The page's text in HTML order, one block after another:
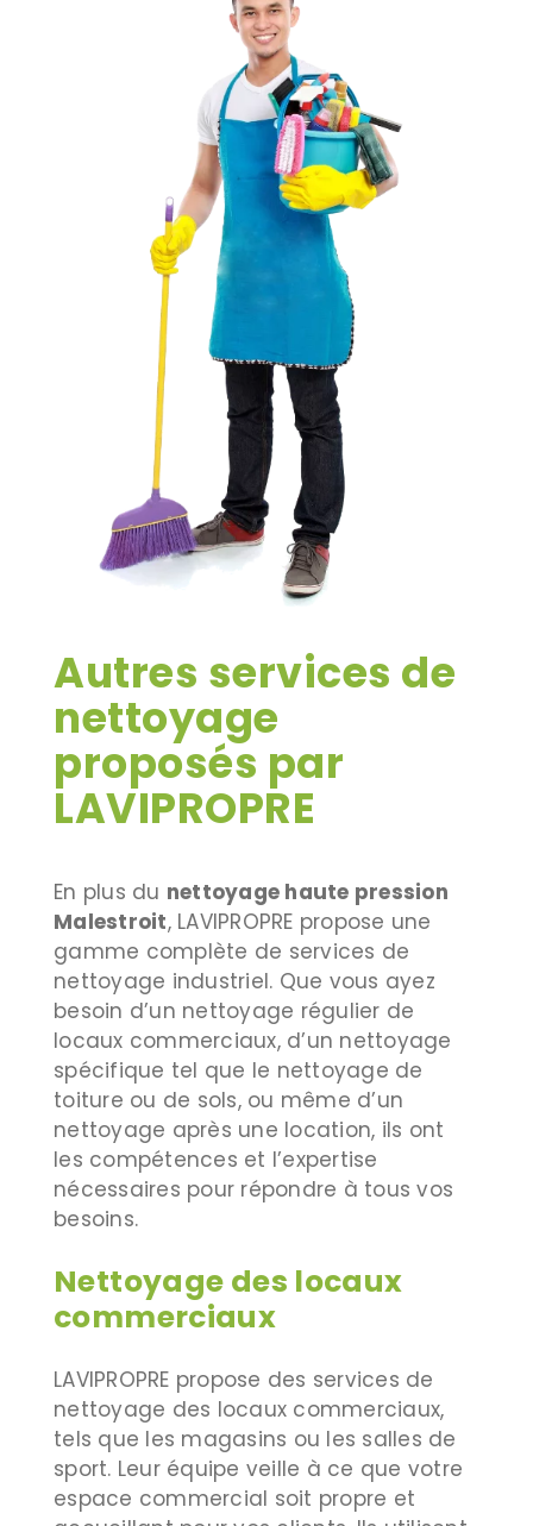
Autres services de
nettoyage
proposés par
LAVIPROPRE
En plus du nettoyage haute pression
Malestroit, LAVIPROPRE propose une
gamme complète de services de
nettoyage industriel. Que vous ayez
besoin d’un nettoyage régulier de
locaux commerciaux, d’un nettoyage
spécifique tel que le nettoyage de
toiture ou de sols, ou même d’un
nettoyage après une location, ils ont
les compétences et l’expertise
nécessaires pour répondre à tous vos
besoins.
Nettoyage des locaux
commerciaux
LAVIPROPRE propose des services de
nettoyage des locaux commerciaux,
tels que les magasins ou les salles de
sport. Leur équipe veille à ce que votre
espace commercial soit propre et